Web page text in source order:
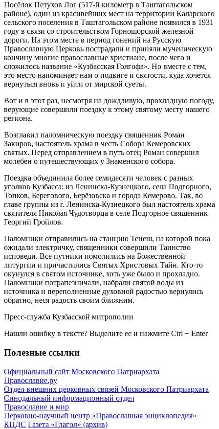
Посёлок Петухов Лог (517-й километр в Таштагольском
районе), один из красивейших мест на территории Каларского
сельского поселения в Таштагольском районе появился в 1931
году в связи со строительством Горношорской железной
дороги. На этом месте в период гонений на Русскую
Православную Церковь пострадали и приняли мученическую
кончину многие православные христиане, после чего и
сложилось название «Кузбасская Голгофа». Но вместе с тем,
это место напоминает нам о подвиге и святости, куда хочется
вернуться вновь и уйти от мирской суеты.
Вот и в этот раз, несмотря на дождливую, прохладную погоду,
верующие совершили поездку к этому святому месту нашего
региона.
Возглавил паломническую поездку священник Роман
Закиров, настоятель храма в честь Собора Кемеровских
святых. Перед отправлением в путь отец Роман совершил
молебен о путешествующих у Знаменского собора.
Поездка объединила более семидесяти человек с разных
уголков Кузбасса: из Ленинска-Кузнецкого, села Подгорного,
Топков, Берегового, Берёзовска и города Кемерово. Так, во
главе группы из г. Ленинска-Кузнецкого был настоятель храма
святителя Николая Чудотворца в селе Подгорное священник
Георгий Гройлов.
Паломники отправились на станцию Тенеш, на которой пока
ожидали электричку, священники совершили Таинство
исповеди. Все путники помолились на Божественной
литургии и причастились Святых Христовых Тайн. Кто-то
окунулся в святом источнике, хоть уже было и прохладно.
Паломники потрапезничали, набрали святой воды из
источника и переполненные духовной радостью вернулись
обратно, неся радость своим ближним.
Пресс-служба Кузбасской митрополии
Нашли ошибку в тексте? Выделите ее и нажмите Ctrl + Enter
Полезные ссылки
Официальный сайт Московского Патриархата
Православие.ру
Отдел внешних церковных связей Московского Патриархата
Синодальный информационный отдел
Православие и мир
Церковно-научный центр «Православная энциклопедия»
КПДС Газета «Глагол» (архив)